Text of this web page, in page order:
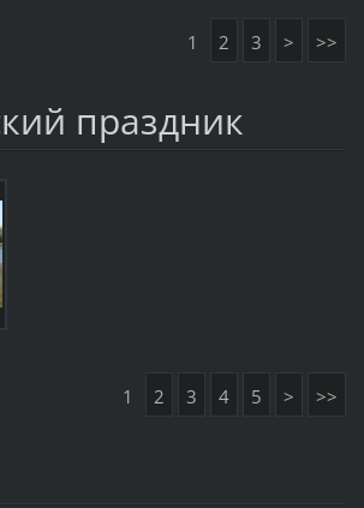
1 2 3 > >>
праздник
1 2 3 4 5 > >>